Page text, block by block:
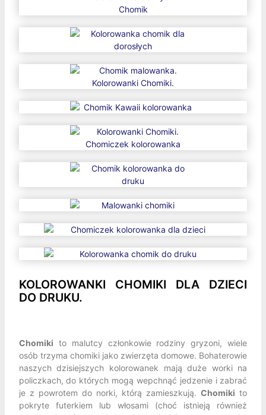
KOLOROWANKI CHOMIKI DLA DZIECI
DO DRUKU.
Chomiki to malutcy członkowie rodziny gryzoni, wiele
osób trzyma chomiki jako zwierzęta domowe. Bohaterowie
naszych dzisiejszych kolorowanek mają duże worki na
policzkach, do których mogą wepchnąć jedzenie i zabrać
je z powrotem do norki, którą zamieszkują.Chomiki to
pokryte futerkiem lub włosami (choć istnieją również